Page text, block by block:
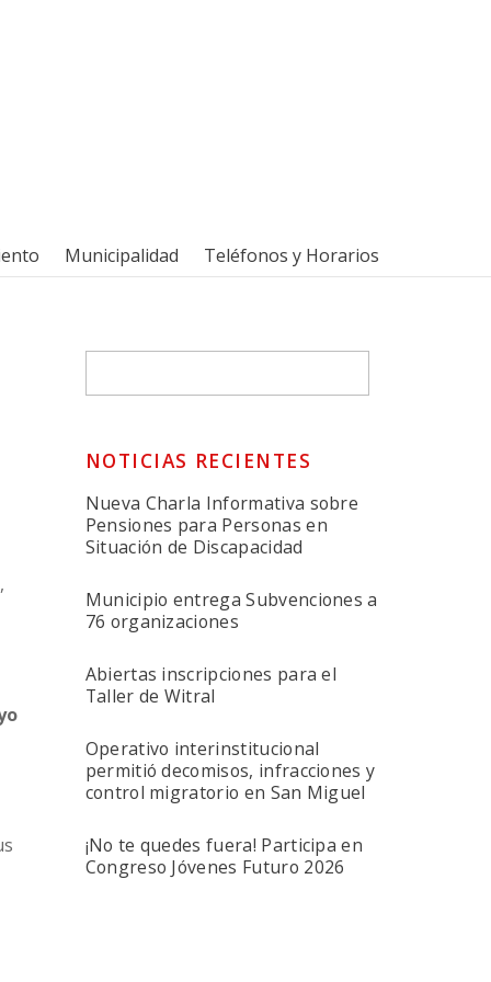
Municipalidad Teléfonos y Horarios
NOTICIAS RECIENTES
Nueva Charla Informativa sobre
Pensiones para Personas en
Situación de Discapacidad
Municipio entrega Subvenciones a
76 organizaciones
Abiertas inscripciones para el
Taller de Witral
Operativo interinstitucional
permitió decomisos, infracciones y
control migratorio en San Miguel
¡No te quedes fuera! Participa en
Congreso Jóvenes Futuro 2026